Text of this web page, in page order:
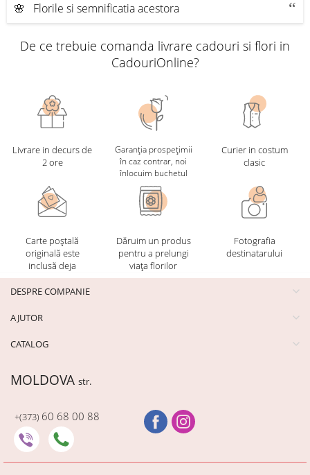
🌸 Florile si semnificatia acestora
De ce trebuie comanda livrare cadouri si flori in
CadouriOnline?
Livrare in decurs de
2 ore
Garanția prospețimii
în caz contrar, noi
înlocuim buchetul
Curier in costum
clasic
Carte poștală
originală este
inclusă deja
Dăruim un produs
pentru a prelungi
viața florilor
Fotografia
destinatarului
DESPRE COMPANIE
AJUTOR
CATALOG
MOLDOVA str.
+(373) 60 68 00 88